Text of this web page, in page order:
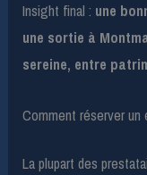
Insight final : une
une sortie à
sereine, entre
Comment réserver
La plupart des